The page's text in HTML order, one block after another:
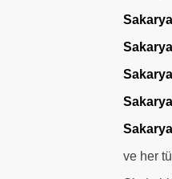
Sakarya
Sakarya
Sakarya
Sakarya
ve her